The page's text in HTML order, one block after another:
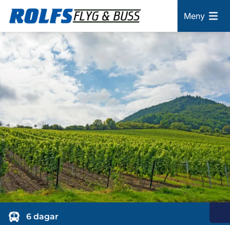
Meny
6 dagar